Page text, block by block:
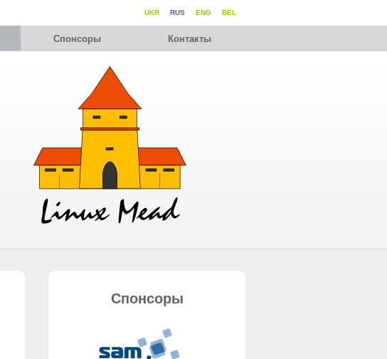
BEL
ENG
RUS
UKR
Спонсоры Контакты
Спонсоры